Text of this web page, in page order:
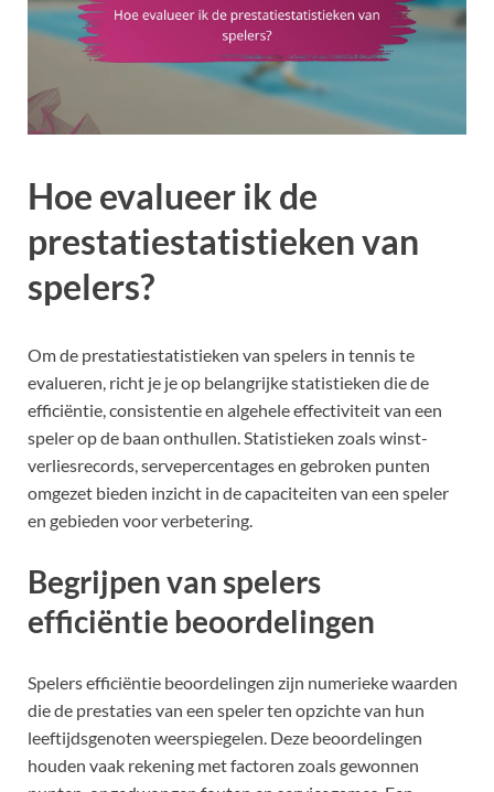
Hoe evalueer ik de
prestatiestatistieken van
spelers?
Om de prestatiestatistieken van spelers in tennis te
evalueren, richt je je op belangrijke statistieken die de
efficiëntie, consistentie en algehele effectiviteit van een
speler op de baan onthullen. Statistieken zoals winst-
verliesrecords, servepercentages en gebroken punten
omgezet bieden inzicht in de capaciteiten van een speler
en gebieden voor verbetering.
Begrijpen van spelers
efficiëntie beoordelingen
Spelers efficiëntie beoordelingen zijn numerieke waarden
die de prestaties van een speler ten opzichte van hun
leeftijdsgenoten weerspiegelen. Deze beoordelingen
houden vaak rekening met factoren zoals gewonnen